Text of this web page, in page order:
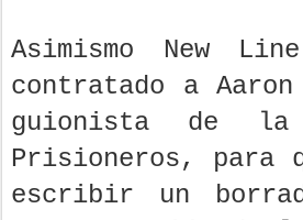
Asimismo New
contratado a Aaron
guionista de la
Prisioneros, para
escribir un